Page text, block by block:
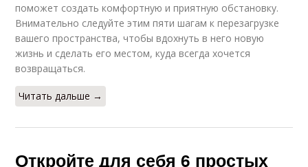
поможет создать комфортную и приятную обстановку.
Внимательно следуйте этим пяти шагам к перезагрузке
вашего пространства, чтобы вдохнуть в него новую
жизнь и сделать его местом, куда всегда хочется
возвращаться.
Читать дальше →
Откройте для себя 6 простых